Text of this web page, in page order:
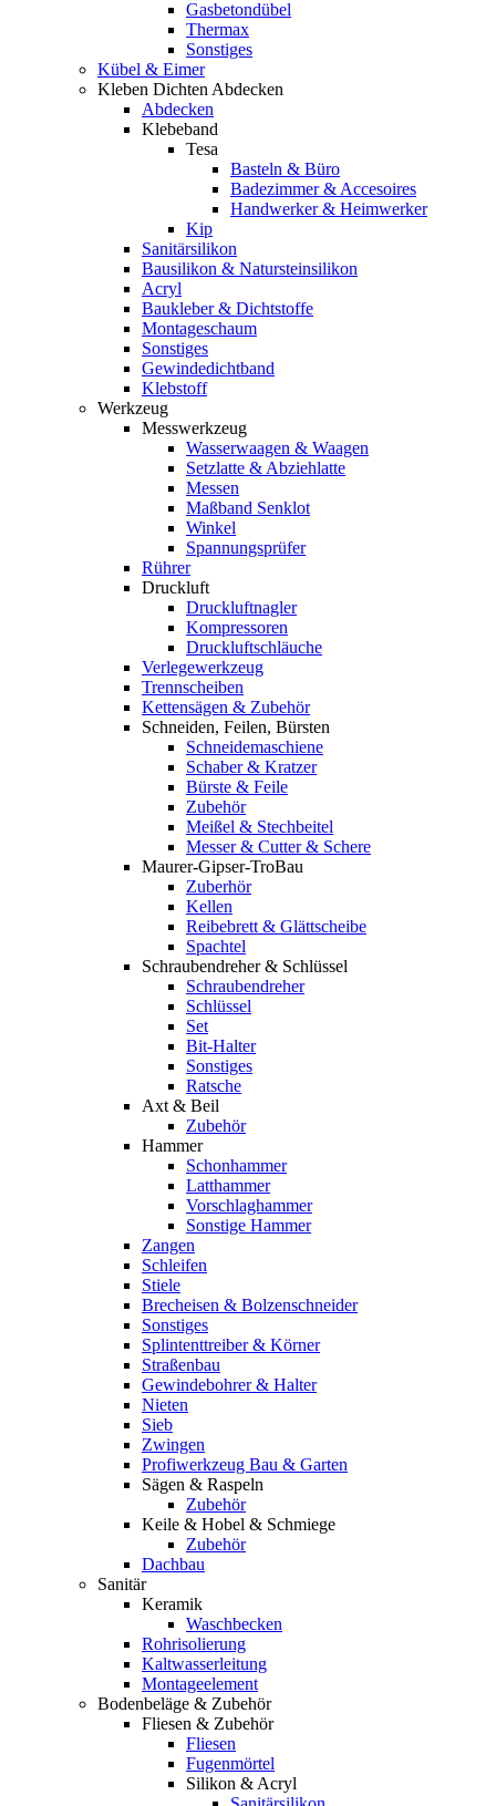
Gasbetondübel
Thermax
Sonstiges
Kübel & Eimer
Kleben Dichten Abdecken
Abdecken
Klebeband
Tesa
Basteln & Büro
Badezimmer & Accesoires
Handwerker & Heimwerker
Kip
Sanitärsilikon
Bausilikon & Natursteinsilikon
Acryl
Baukleber & Dichtstoffe
Montageschaum
Sonstiges
Gewindedichtband
Klebstoff
Werkzeug
Messwerkzeug
Wasserwaagen & Waagen
Setzlatte & Abziehlatte
Messen
Maßband Senklot
Winkel
Spannungsprüfer
Rührer
Druckluft
Druckluftnagler
Kompressoren
Druckluftschläuche
Verlegewerkzeug
Trennscheiben
Kettensägen & Zubehör
Schneiden, Feilen, Bürsten
Schneidemaschiene
Schaber & Kratzer
Bürste & Feile
Zubehör
Meißel & Stechbeitel
Messer & Cutter & Schere
Maurer-Gipser-TroBau
Zuberhör
Kellen
Reibebrett & Glättscheibe
Spachtel
Schraubendreher & Schlüssel
Schraubendreher
Schlüssel
Set
Bit-Halter
Sonstiges
Ratsche
Axt & Beil
Zubehör
Hammer
Schonhammer
Latthammer
Vorschlaghammer
Sonstige Hammer
Zangen
Schleifen
Stiele
Brecheisen & Bolzenschneider
Sonstiges
Splintenttreiber & Körner
Straßenbau
Gewindebohrer & Halter
Nieten
Sieb
Zwingen
Profiwerkzeug Bau & Garten
Sägen & Raspeln
Zubehör
Keile & Hobel & Schmiege
Zubehör
Dachbau
Sanitär
Keramik
Waschbecken
Rohrisolierung
Kaltwasserleitung
Montageelement
Bodenbeläge & Zubehör
Fliesen & Zubehör
Fliesen
Fugenmörtel
Silikon & Acryl